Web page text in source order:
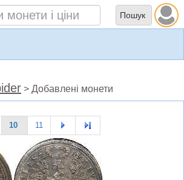
> Добавлені монети
10 11